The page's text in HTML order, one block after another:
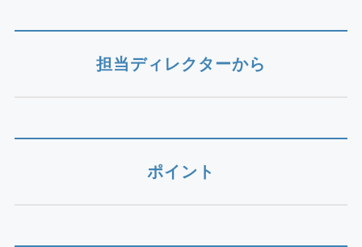
担当ディレクターから
ポイント